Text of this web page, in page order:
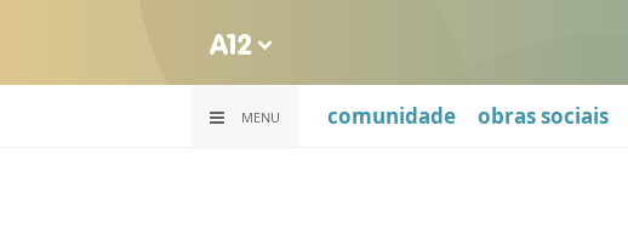
MENU comunidade obras sociais